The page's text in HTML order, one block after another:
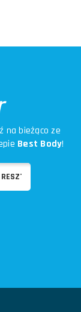
na bieżąco ze
Best Body!